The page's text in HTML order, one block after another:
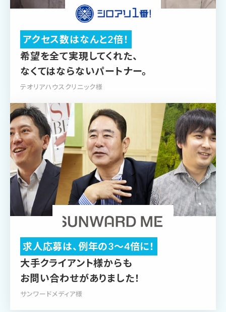
アクセス数はなんと2倍！
希望を全て実現してくれた、
なくてはならないパートナー。
テオリアハウスクリニック様
求人応募は、例年の3～4倍に！
大手クライアント様からも
お問い合わせがありました！
サンワードメディア様